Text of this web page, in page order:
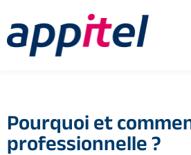
Pourquoi et
professionnelle ?